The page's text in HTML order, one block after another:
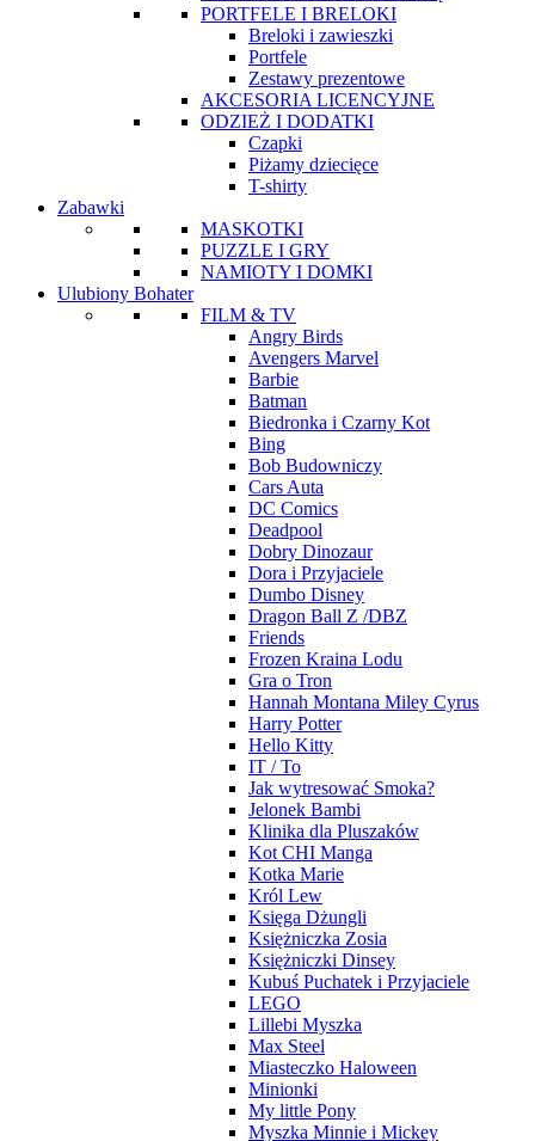
PORTFELE I BRELOKI
Breloki i zawieszki
Portfele
Zestawy prezentowe
AKCESORIA LICENCYJNE
ODZIEŻ I DODATKI
Czapki
Piżamy dziecięce
T-shirty
Zabawki
MASKOTKI
PUZZLE I GRY
NAMIOTY I DOMKI
Ulubiony Bohater
FILM & TV
Angry Birds
Avengers Marvel
Barbie
Batman
Biedronka i Czarny Kot
Bing
Bob Budowniczy
Cars Auta
DC Comics
Deadpool
Dobry Dinozaur
Dora i Przyjaciele
Dumbo Disney
Dragon Ball Z /DBZ
Friends
Frozen Kraina Lodu
Gra o Tron
Hannah Montana Miley Cyrus
Harry Potter
Hello Kitty
IT / To
Jak wytresować Smoka?
Jelonek Bambi
Klinika dla Pluszaków
Kot CHI Manga
Kotka Marie
Król Lew
Księga Dżungli
Księżniczka Zosia
Księżniczki Dinsey
Kubuś Puchatek i Przyjaciele
LEGO
Lillebi Myszka
Max Steel
Miasteczko Haloween
Minionki
My little Pony
Myszka Minnie i Mickey